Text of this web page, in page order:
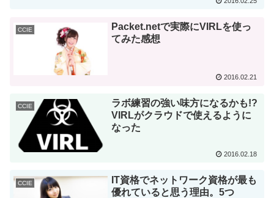
CCIE
Packet.netで実際にVIRLを使っ
てみた感想
2016.02.21
CCIE
ラボ練習の強い味方になるかも!?
VIRLがクラウドで使えるように
なった
2016.02.18
CCIE
IT資格でネットワーク資格が最も
優れていると思う理由。5つ